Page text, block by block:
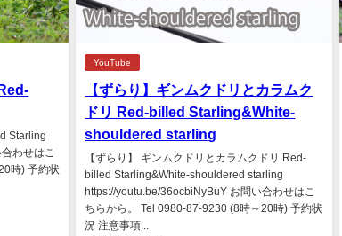
Starling
わせはこ
時) 予約状
YouTube
【ずらり】ギンムクドリとカラムク
ドリ Red-billed Starling&White-
shouldered starling
【ずらり】 ギンムクドリとカラムクドリ Red-
billed Starling&White-shouldered starling
https://youtu.be/36ocbiNyBuY お問い合わせはこ
ちらから。 Tel 0980-87-9230 (8時～20時) 予約状
況 注意事項...